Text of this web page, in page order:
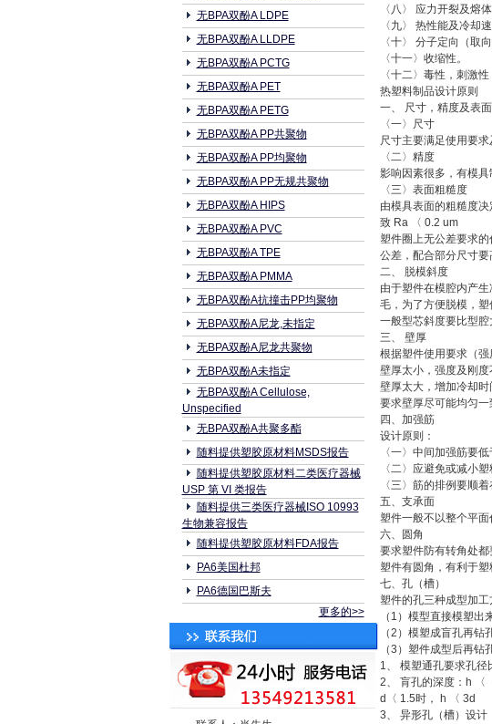
无BPA双酚A LDPE
无BPA双酚A LLDPE
无BPA双酚A PCTG
无BPA双酚A PET
无BPA双酚A PETG
无BPA双酚A PP共聚物
无BPA双酚A PP均聚物
无BPA双酚A PP无规共聚物
无BPA双酚A HIPS
无BPA双酚A PVC
无BPA双酚A TPE
无BPA双酚A PMMA
无BPA双酚A抗撞击PP均聚物
无BPA双酚A尼龙,未指定
无BPA双酚A尼龙共聚物
无BPA双酚A未指定
无BPA双酚A Cellulose,
Unspecified
无BPA双酚A共聚多酯
随料提供塑胶原材料MSDS报告
随料提供塑胶原材料二类医疗器械
USP 第 VI 类报告
随料提供三类医疗器械ISO 10993
生物兼容报告
随料提供塑胶原材料FDA报告
PA6美国杜邦
PA6德国巴斯夫
更多的>>
〈八〉 应力开裂及熔体
〈九〉 热性能及冷却速
〈十〉 分子定向（取向
〈十一〉收缩性。
〈十二〉毒性，刺激性
热塑料制品设计原则
一、 尺寸，精度及表
〈一〉尺寸
尺寸主要满足使用要
〈二〉精度
影响因素很多，有模具
〈三〉表面粗糙度
由模具表面的粗糙度
致 Ra 〈 0.2 um
塑件圈上无公差要求
公差，配合部分尺寸要
二、 脱模斜度
由于塑件在模腔内产
毛，为了方便脱模，
一般型芯斜度要比型腔
三、 壁厚
根据塑件使用要求（
壁厚太小，强度及刚
壁厚太大，增加冷却时
要求壁厚尽可能均匀
四、加强筋
设计原则：
〈一〉中间加强筋要
〈二〉应避免或减小塑
〈三〉筋的排例要顺
五、支承面
塑件一般不以整个平面
六、圆角
要求塑件防有转角处都
塑件有圆角，有利于
七、孔（槽）
塑件的孔三种成型加工
（1）模型直接模塑出
（2）模塑成盲孔再钻
（3）塑件成型后再钻
1、 模塑通孔要求孔径
2、 肓孔的深度：h 〈
d〈 1.5时， h 〈 3d
3、 异形孔（槽）设计